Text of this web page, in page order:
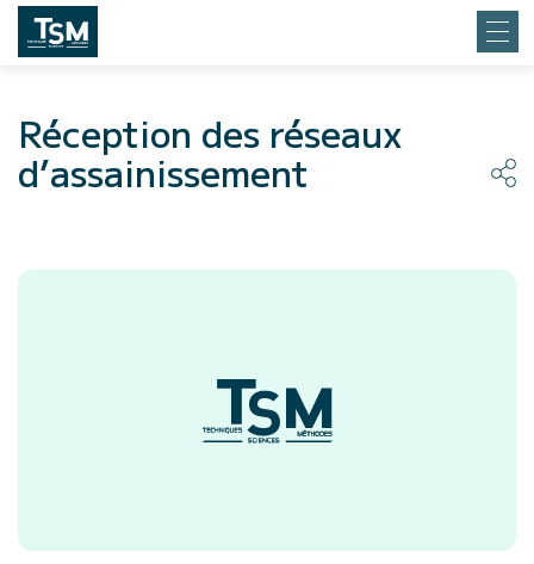
Réception des réseaux
d’assainissement